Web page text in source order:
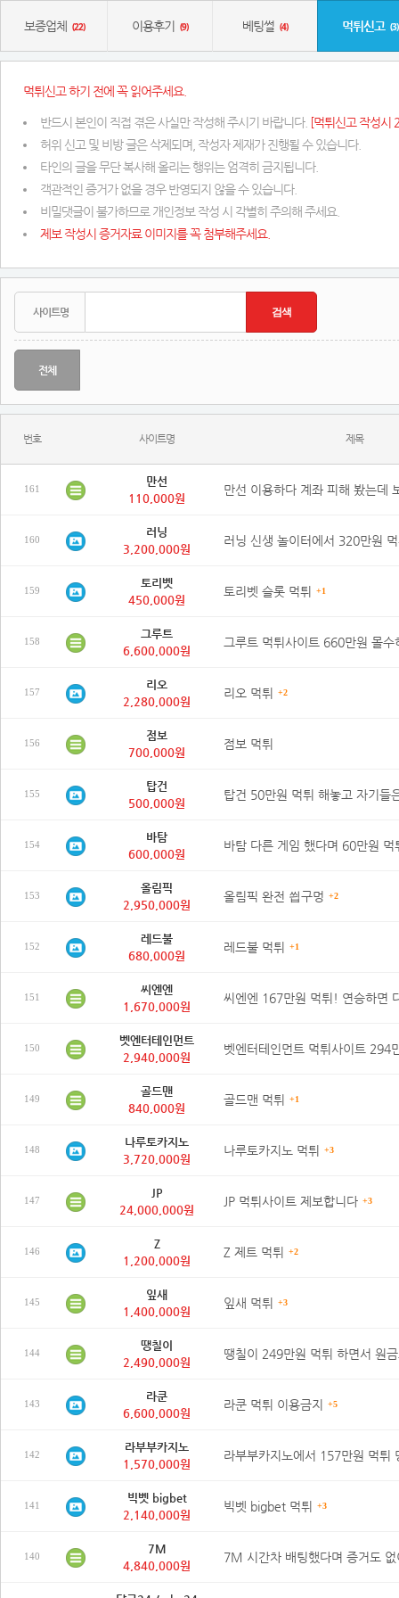
보증업체 (22) 이용후기 (9) 베팅썰 (4) 먹튀신고 (3)
먹튀신고 하기 전에 꼭 읽어주세요.
반드시 본인이 직접 겪은 사실만 작성해 주시기 바랍니다. [먹튀신고 작성시
허위 신고 및 비방 글은 삭제되며, 작성자 제재가 진행될 수 있습니다.
타인의 글을 무단 복사해 올리는 행위는 엄격히 금지됩니다.
객관적인 증거가 없을 경우 반영되지 않을 수 있습니다.
비밀댓글이 불가하므로 개인정보 작성 시 각별히 주의해 주세요.
제보 작성시 증거자료 이미지를 꼭 첨부해주세요.
전체
번호 사이트명 제목
161
만선
110,000원
160
러닝
3,200,000원
159
토리벳
450,000원
토리벳 슬롯 먹튀 +1
158
그루트
6,600,000원
157
리오
2,280,000원
리오 먹튀 +2
156
점보
700,000원
점보 먹튀
155
탑건
500,000원
154
바탐
600,000원
153
올림픽
2,950,000원
올림픽 완전 씝구멍 +2
152
레드불
680,000원
레드불 먹튀 +1
151
씨엔엔
1,670,000원
150
벳엔터테인먼트
2,940,000원
149
골드맨
840,000원
골드맨 먹튀 +1
148
나루토카지노
3,720,000원
나루토카지노 먹튀 +3
147
JP
24,000,000원
JP 먹튀사이트 제보합니다 +3
146
Z
1,200,000원
Z 제트 먹튀 +2
145
잎새
1,400,000원
잎새 먹튀 +3
144
땡칠이
2,490,000원
143
라쿤
6,600,000원
라쿤 먹튀 이용금지 +5
142
라부부카지노
1,570,000원
141
빅벳 bigbet
2,140,000원
빅벳 bigbet 먹튀 +3
140
7M
4,840,000원